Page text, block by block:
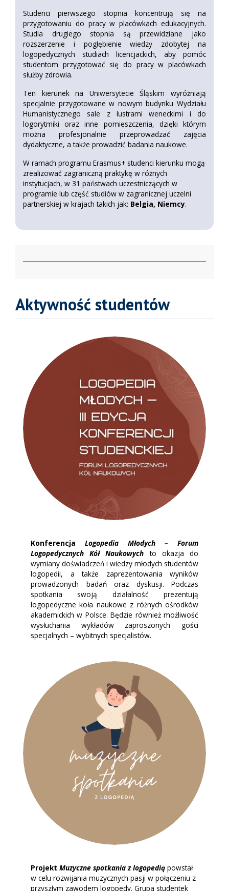
Studenci pierwszego stopnia koncentrują się na
przygotowaniu do pracy w placówkach edukacyjnych.
Studia drugiego stopnia są przewidziane jako
rozszerzenie i pogłębienie wiedzy zdobytej na
logopedycznych studiach licencjackich, aby pomóc
studentom przygotować się do pracy w placówkach
służby zdrowia.
Ten kierunek na Uniwersytecie Śląskim wyróżniają
specjalnie przygotowane w nowym budynku Wydziału
Humanistycznego sale z lustrami weneckimi i do
logorytmiki oraz inne pomieszczenia, dzięki którym
można profesjonalnie przeprowadzać zajęcia
dydaktyczne, a także prowadzić badania naukowe.
W ramach programu Erasmus+ studenci kierunku mogą
zrealizować zagraniczną praktykę w różnych
instytucjach, w 31 państwach uczestniczących w
programie lub część studiów w zagranicznej uczelni
partnerskiej w krajach takich jak: Belgia, Niemcy.
Aktywność studentów
Konferencja Logopedia Młodych – Forum
Logopedycznych Kół Naukowych to okazja do
wymiany doświadczeń i wiedzy młodych studentów
logopedii, a także zaprezentowania wyników
prowadzonych badań oraz dyskusji. Podczas
spotkania swoją działalność prezentują
logopedyczne koła naukowe z różnych ośrodków
akademickich w Polsce. Będzie również możliwość
wysłuchania wykładów zaproszonych gości
specjalnych – wybitnych specjalistów.
Projekt Muzyczne spotkania z logopedią powstał
w celu rozwijania muzycznych pasji w połączeniu z
przyszłym zawodem logopedy. Grupa studentek